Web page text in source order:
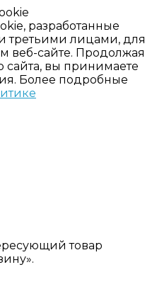
разработанные
третьими лицами, для
веб-сайте. Продолжая
сайта, вы принимаете
Более подробные
товар